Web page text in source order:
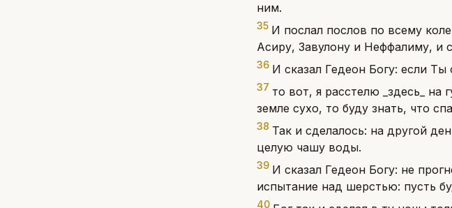
ним.
35 И послал послов по всему
Асиру, Завулону и Неффалиму, и
36 И сказал Гедеон Богу: если
37 то вот, я расстелю _здесь_
земле сухо, то буду знать, что
38 Так и сделалось: на другой
целую чашу воды.
39 И сказал Гедеон Богу: не
испытание над шерстью: пусть
40